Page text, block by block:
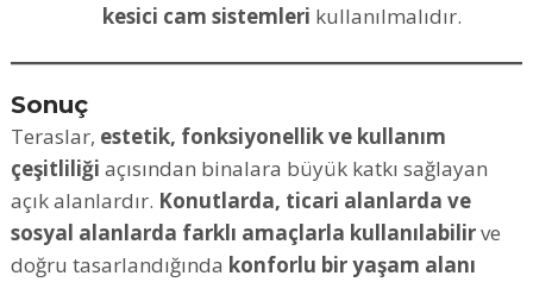
kesici cam sistemleri kullanılmalıdır.
Sonuç
Teraslar, estetik, fonksiyonellik ve kullanım
çeşitliliği açısından binalara büyük katkı sağlayan
açık alanlardır. Konutlarda, ticari alanlarda ve
sosyal alanlarda farklı amaçlarla kullanılabilirve
doğru tasarlandığında konforlu bir yaşam alanı